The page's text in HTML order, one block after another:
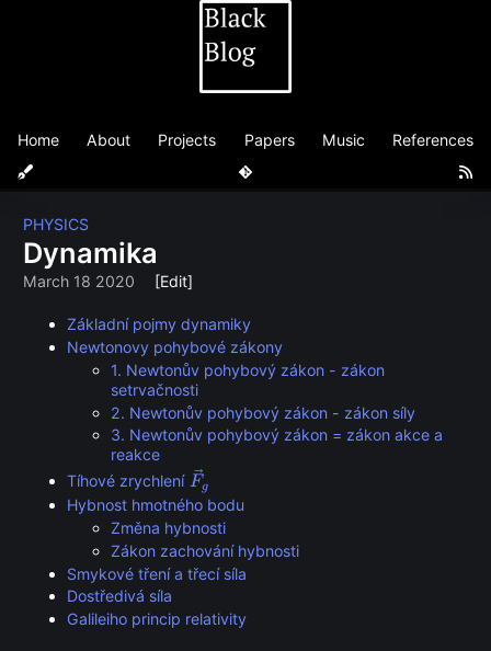
Home About Projects Papers Music References
PHYSICS
Dynamika
March 18 2020 [Edit]
Základní pojmy dynamiky
Newtonovy pohybové zákony
1. Newtonův pohybový zákon - zákon
setrvačnosti
2. Newtonův pohybový zákon - zákon síly
3. Newtonův pohybový zákon = zákon akce a
reakce
Tíhové zrychlení \vec
F_g
Fg
Hybnost hmotného bodu
Změna hybnosti
Zákon zachování hybnosti
Smykové tření a třecí síla
Dostředivá síla
Galileiho princip relativity